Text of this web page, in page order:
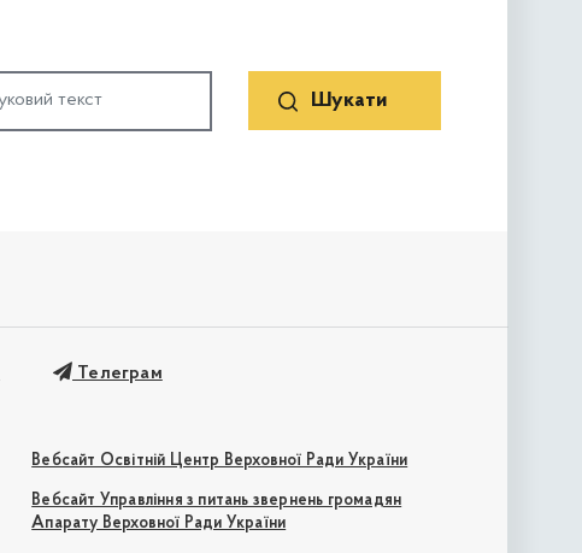
Телеграм
Вебсайт Освітній Центр Верховної Ради України
Вебсайт Управління з питань звернень громадян
Апарату Верховної Ради України